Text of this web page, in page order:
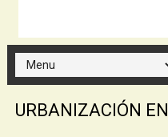
URBANIZACIÓN